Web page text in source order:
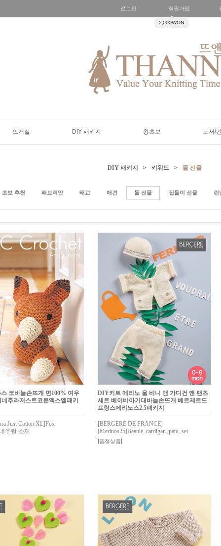
로그인 회원가입
2,000WON
뜨개실 DIY 패키지 왕초보 도서/
DIY 패키지 > 키워드 > 돌 선물
초보 추천 패브릭얀 태교 애견 돌 선물 집들이 선물 린
코바늘손뜨개 면100% 여우
추라저스트코튼엑스엘패키
Just Cotton XL]Fox
추럴 소재
DIY키트 메리노 울 비니 앤 가디건 앤 팬츠
세트 베이비아기대바늘손뜨개 베르제르드
프랑스메리노스2.5패키지
[BERGERE DE FRANCE]
[Merinos25]Beanie_cardigan_pant_set
[품절상품]